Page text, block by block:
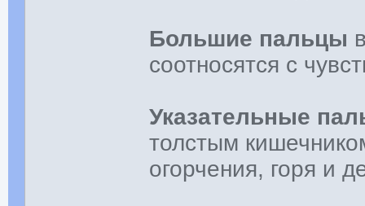
Большие пальцы
соотносятся с
Указательные
толстым
огорчения, горя и